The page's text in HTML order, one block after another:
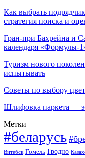
Как выбрать
стратегия поиска и
Гран-при Бахрейна и
календаря «Формулы-
Туризм нового
испытывать
Советы по выбору
Шлифовка паркета —
Метки
#беларусь
Витебск Гомель Гродно